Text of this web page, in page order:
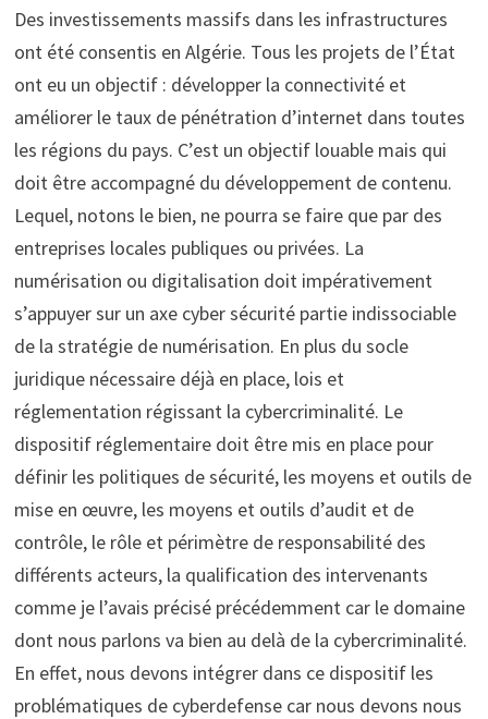
Des investissements massifs dans les infrastructures
ont été consentis en Algérie. Tous les projets de l’État
ont eu un objectif : développer la connectivité et
améliorer le taux de pénétration d’internet dans toutes
les régions du pays. C’est un objectif louable mais qui
doit être accompagné du développement de contenu.
Lequel, notons le bien, ne pourra se faire que par des
entreprises locales publiques ou privées. La
numérisation ou digitalisation doit impérativement
s’appuyer sur un axe cyber sécurité partie indissociable
de la stratégie de numérisation. En plus du socle
juridique nécessaire déjà en place, lois et
réglementation régissant la cybercriminalité. Le
dispositif réglementaire doit être mis en place pour
définir les politiques de sécurité, les moyens et outils de
mise en œuvre, les moyens et outils d’audit et de
contrôle, le rôle et périmètre de responsabilité des
différents acteurs, la qualification des intervenants
comme je l’avais précisé précédemment car le domaine
dont nous parlons va bien au delà de la cybercriminalité.
En effet, nous devons intégrer dans ce dispositif les
problématiques de cyberdefense car nous devons nous